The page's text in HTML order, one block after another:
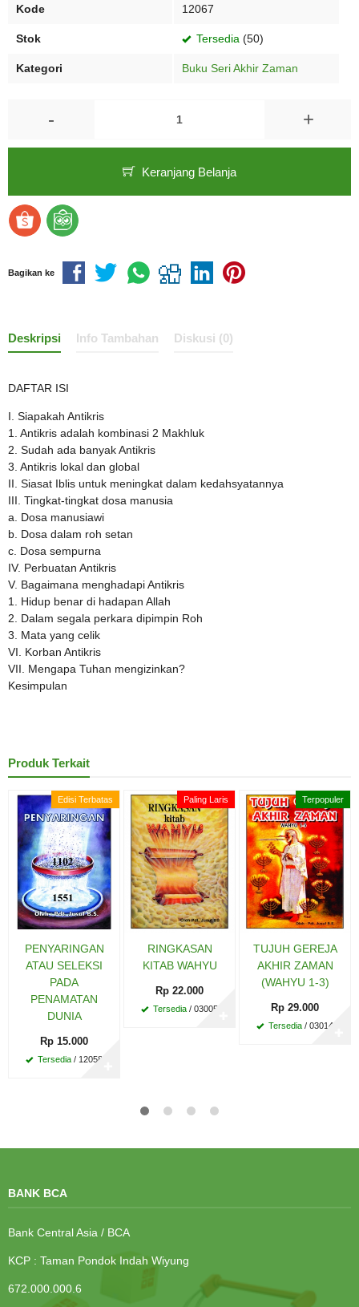
Kode 12067
Stok Tersedia (50)
Kategori Buku Seri Akhir Zaman
- +
Keranjang Belanja
Bagikan ke
Deskripsi Info Tambahan Diskusi (0)
DAFTAR ISI
I. Siapakah Antikris
1. Antikris adalah kombinasi 2 Makhluk
2. Sudah ada banyak Antikris
3. Antikris lokal dan global
II. Siasat Iblis untuk meningkat dalam kedahsyatannya
III. Tingkat-tingkat dosa manusia
a. Dosa manusiawi
b. Dosa dalam roh setan
c. Dosa sempurna
IV. Perbuatan Antikris
V. Bagaimana menghadapi Antikris
1. Hidup benar di hadapan Allah
2. Dalam segala perkara dipimpin Roh
3. Mata yang celik
VI. Korban Antikris
VII. Mengapa Tuhan mengizinkan?
Kesimpulan
Produk Terkait
Edisi Terbatas
PENYARINGAN
ATAU SELEKSI
PADA
PENAMATAN
DUNIA
Rp 15.000
Tersedia / 12058
Paling Laris
RINGKASAN
KITAB WAHYU
Rp 22.000
Tersedia / 03005
Terpopuler
TUJUH GEREJA
AKHIR ZAMAN
(WAHYU 1-3)
Rp 29.000
Tersedia / 03014
BANK BCA
Bank Central Asia / BCA
KCP : Taman Pondok Indah Wiyung
672.000.000.6